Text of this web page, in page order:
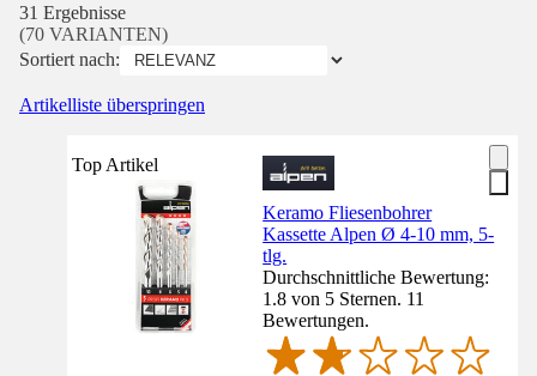
31 Ergebnisse
(70 VARIANTEN)
Sortiert nach:
Artikelliste überspringen
Top Artikel
Keramo Fliesenbohrer
Kassette Alpen Ø 4-10 mm, 5-
tlg.
Durchschnittliche Bewertung:
1.8 von 5 Sternen. 11
Bewertungen.